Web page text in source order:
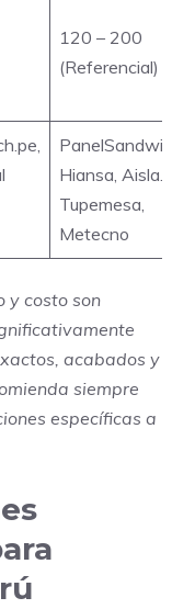
120 – 200
(Referencial)
Hiansa, Aisla.pe,
Tupemesa,
Metecno
y costo son
acabados y
siempre
específicas a